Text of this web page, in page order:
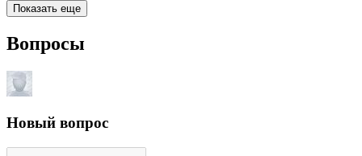
Показать еще
Вопросы
Новый вопрос